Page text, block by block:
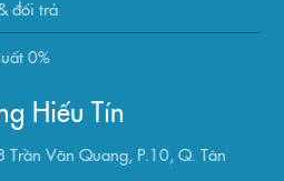
đổi trả
0%
Hiếu Tín
Văn Quang, P.10, Q. Tân